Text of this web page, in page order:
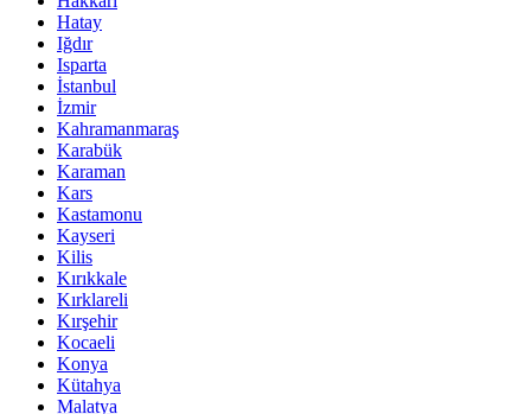
Hatay
Iğdır
Isparta
İstanbul
İzmir
Kahramanmaraş
Karabük
Karaman
Kars
Kastamonu
Kayseri
Kilis
Kırıkkale
Kırklareli
Kırşehir
Kocaeli
Konya
Kütahya
Malatya